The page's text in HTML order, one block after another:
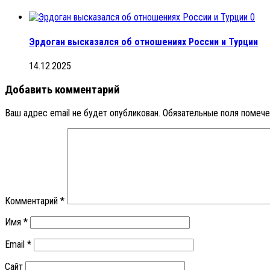
0
Эрдоган высказался об отношениях России и Турции
14.12.2025
Добавить комментарий
Ваш адрес email не будет опубликован. Обязательные поля
Комментарий *
Имя *
Email *
Сайт